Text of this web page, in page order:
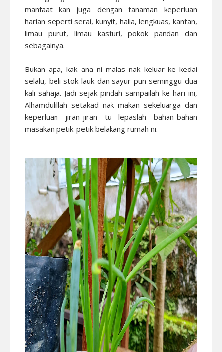
manfaat kan juga dengan tanaman keperluan
harian seperti serai, kunyit, halia, lengkuas, kantan,
limau purut, limau kasturi, pokok pandan dan
sebagainya.
Bukan apa, kak ana ni malas nak keluar ke kedai
selalu, beli stok lauk dan sayur pun seminggu dua
kali sahaja. Jadi sejak pindah sampailah ke hari ini,
Alhamdulillah setakad nak makan sekeluarga dan
keperluan jiran-jiran tu lepaslah bahan-bahan
masakan petik-petik belakang rumah ni.